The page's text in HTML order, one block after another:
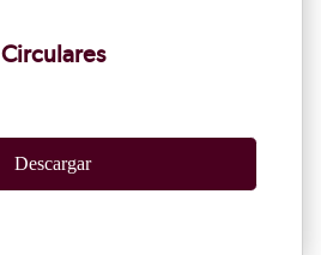
Circulares
Descargar